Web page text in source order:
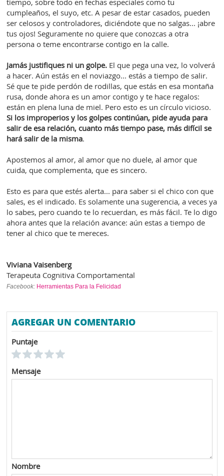
cumpleaños, el suyo, etc. A pesar de estar casados, pueden
ser celosos y controladores, diciéndote que no salgas... ¡abre
tus ojos! Seguramente no quiere que conozcas a otra
persona o teme encontrarse contigo en la calle.
Jamás justifiques ni un golpe. El que pega una vez, lo volverá
a hacer. Aún estás en el noviazgo... estás a tiempo de salir.
Sé que te pide perdón de rodillas, que estás en esa montaña
rusa, donde ahora es un amor contigo y te hace regalos:
están en plena luna de miel. Pero esto es un círculo vicioso.
Si los improperios y los golpes continúan, pide ayuda para
salir de esa relación, cuanto más tiempo pase, más difícil se
hará salir de la misma.
Apostemos al amor, al amor que no duele, al amor que
cuida, que complementa, que es sincero.
Esto es para que estés alerta... para saber si el chico con que
sales, es el indicado. Es solamente una sugerencia, a veces ya
lo sabes, pero cuando te lo recuerdan, es más fácil. Te lo digo
ahora antes que la relación avance: aún estas a tiempo de
tener al chico que te mereces.
Viviana Vaisenberg
Terapeuta Cognitiva Comportamental
Facebook: Herramientas Para la Felicidad
AGREGAR UN COMENTARIO
Puntaje
Mensaje
Nombre